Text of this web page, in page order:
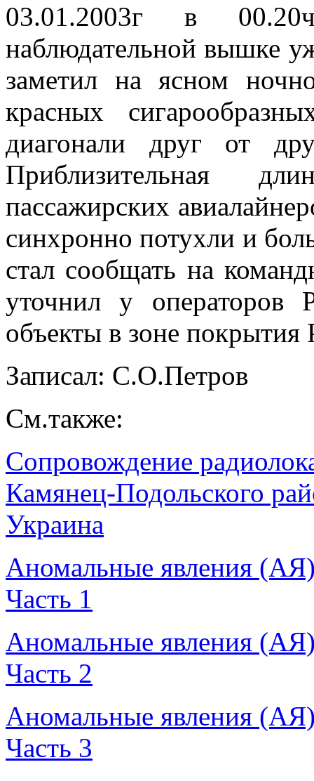
03.01.2003г в
наблюдательной вышке
заметил на ясном
красных
диагонали друг от
Приблизительная
пассажирских
синхронно потухли и
стал сообщать на
уточнил у операторов
объекты в зоне
Записал: С.О.Петров
См.также:
Сопровождение
Камянец-Подольского
Украина
Аномальные явления
Часть 1
Аномальные явления
Часть 2
Аномальные явления
Часть 3